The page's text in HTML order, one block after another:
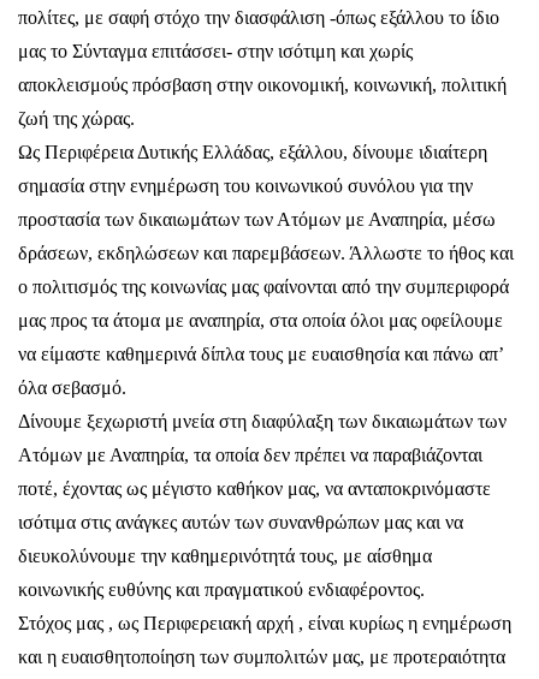
πολίτες, με σαφή στόχο την διασφάλιση -όπως εξάλλου το ίδιο
μας το Σύνταγμα επιτάσσει- στην ισότιμη και χωρίς
αποκλεισμούς πρόσβαση στην οικονομική, κοινωνική, πολιτική
ζωή της χώρας.
Ως Περιφέρεια Δυτικής Ελλάδας, εξάλλου, δίνουμε ιδιαίτερη
σημασία στην ενημέρωση του κοινωνικού συνόλου για την
προστασία των δικαιωμάτων των Ατόμων με Αναπηρία, μέσω
δράσεων, εκδηλώσεων και παρεμβάσεων. Άλλωστε το ήθος και
ο πολιτισμός της κοινωνίας μας φαίνονται από την συμπεριφορά
μας προς τα άτομα με αναπηρία, στα οποία όλοι μας οφείλουμε
να είμαστε καθημερινά δίπλα τους με ευαισθησία και πάνω απ’
όλα σεβασμό.
Δίνουμε ξεχωριστή μνεία στη διαφύλαξη των δικαιωμάτων των
Ατόμων με Αναπηρία, τα οποία δεν πρέπει να παραβιάζονται
ποτέ, έχοντας ως μέγιστο καθήκον μας, να ανταποκρινόμαστε
ισότιμα στις ανάγκες αυτών των συνανθρώπων μας και να
διευκολύνουμε την καθημερινότητά τους, με αίσθημα
κοινωνικής ευθύνης και πραγματικού ενδιαφέροντος.
Στόχος μας , ως Περιφερειακή αρχή , είναι κυρίως η ενημέρωση
και η ευαισθητοποίηση των συμπολιτών μας, με προτεραιότητα